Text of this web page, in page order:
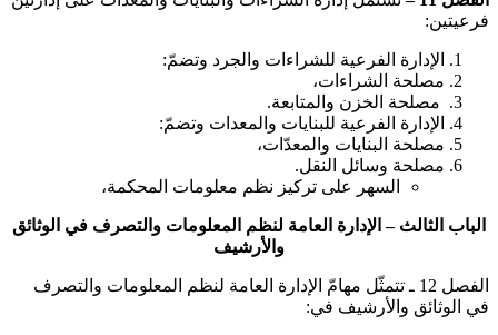
فرعيتين:
الإدارة الفرعية للشراءات والجرد وتضمّ:
مصلحة الشراءات،
مصلحة الخزن والمتابعة.
الإدارة الفرعية للبنايات والمعدات وتضمّ:
مصلحة البنايات والمعدّات،
مصلحة وسائل النقل.
السهر على تركيز نظم معلومات المحكمة،
الباب الثالث – الإدارة العامة لنظم المعلومات والتصرف في الوثائق
والأرشيف
الفصل 12 ـ تتمثّل مهامّ الإدارة العامة لنظم المعلومات والتصرف
في الوثائق والأرشيف في: